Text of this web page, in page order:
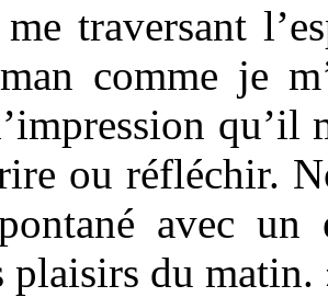
traversant
comme je
qu’il
ou réfléchir.
avec
plaisirs du matin.